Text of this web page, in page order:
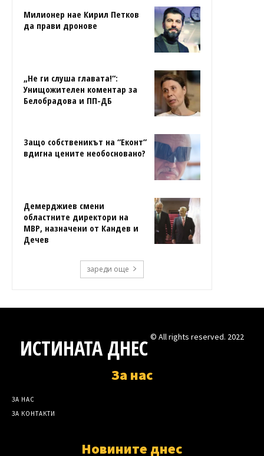
Милионер нае Кирил Петков
да прави дронове
„Не ги слуша главата!“:
Унищожителен коментар за
Белобрадова и ПП-ДБ
Защо собственикът на “Еконт”
вдигна цените необосновано?
Демерджиев смени
областните директори на
МВР, назначени от Кандев и
Дечев
зареди още
ИСТИНАТА ДНЕС © All rights reserved. 2022
За нас
ЗА НАС
ЗА КОНТАКТИ
Новините днес